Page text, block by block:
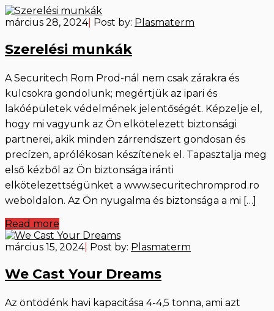
március 28, 2024| Post by: Plasmaterm
Szerelési munkák
A Securitech Rom Prod-nál nem csak zárakra és
kulcsokra gondolunk; megértjük az ipari és
lakóépületek védelmének jelentőségét. Képzelje el,
hogy mi vagyunk az Ön elkötelezett biztonsági
partnerei, akik minden zárrendszert gondosan és
precízen, aprólékosan készítenek el. Tapasztalja meg
első kézből az Ön biztonsága iránti
elkötelezettségünket a www.securitechromprod.ro
weboldalon. Az Ön nyugalma és biztonsága a mi […]
Read more
március 15, 2024| Post by: Plasmaterm
We Cast Your Dreams
Az öntödénk havi kapacitása 4-4,5 tonna, ami azt